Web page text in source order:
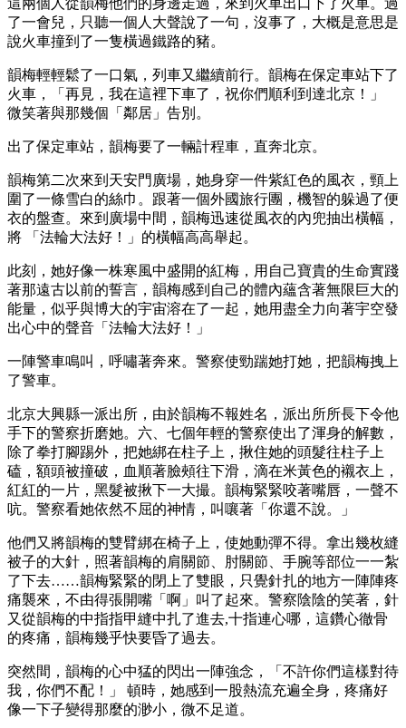
了一會兒，只聽一個人大聲說了一句，沒事了，大概是意思是
說火車撞到了一隻橫過鐵路的豬。
韻梅輕輕鬆了一口氣，列車又繼續前行。韻梅在保定車站下了
火車，「再見，我在這裡下車了，祝你們順利到達北京！」
微笑著與那幾個「鄰居」告別。
出了保定車站，韻梅要了一輛計程車，直奔北京。
韻梅第二次來到天安門廣場，她身穿一件紫紅色的風衣，頸上
圍了一條雪白的絲巾。跟著一個外國旅行團，機智的躲過了便
衣的盤查。來到廣場中間，韻梅迅速從風衣的內兜抽出橫幅，
將 「法輪大法好！」的橫幅高高舉起。
此刻，她好像一株寒風中盛開的紅梅，用自己寶貴的生命實踐
著那遠古以前的誓言，韻梅感到自己的體內蘊含著無限巨大的
能量，似乎與博大的宇宙溶在了一起，她用盡全力向著宇空發
出心中的聲音「法輪大法好！」
一陣警車鳴叫，呼嘯著奔來。警察使勁踹她打她，把韻梅拽上
了警車。
北京大興縣一派出所，由於韻梅不報姓名，派出所所長下令他
手下的警察折磨她。六、七個年輕的警察使出了渾身的解數，
除了拳打腳踢外，把她綁在柱子上，揪住她的頭髮往柱子上
磕，額頭被撞破，血順著臉頰往下滑，滴在米黃色的襯衣上，
紅紅的一片，黑髮被揪下一大撮。韻梅緊緊咬著嘴唇，一聲不
吭。警察看她依然不屈的神情，叫嚷著「你還不說。」
他們又將韻梅的雙臂綁在椅子上，使她動彈不得。拿出幾枚縫
被子的大針，照著韻梅的肩關節、肘關節、手腕等部位一一紮
了下去……韻梅緊緊的閉上了雙眼，只覺針扎的地方一陣陣疼
痛襲來，不由得張開嘴「啊」叫了起來。警察陰陰的笑著，針
又從韻梅的中指指甲縫中扎了進去,十指連心哪，這鑽心徹骨
的疼痛，韻梅幾乎快要昏了過去。
突然間，韻梅的心中猛的閃出一陣強念，「不許你們這樣對待
我，你們不配！」 頓時，她感到一股熱流充遍全身，疼痛好
像一下子變得那麼的渺小，微不足道。